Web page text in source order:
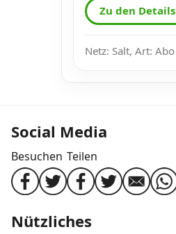
Zu den Details
Netz: Salt, Art: Abo
Social Media
Besuchen Teilen
Nützliches